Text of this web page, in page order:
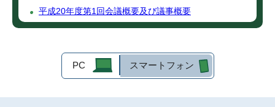
平成20年度第1回会議概要及び議事概要
PC スマートフォン